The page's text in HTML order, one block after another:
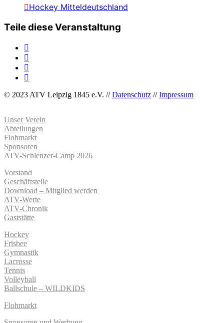
Hockey Mitteldeutschland
Teile diese Veranstaltung
© 2023 ATV Leipzig 1845 e.V. //Datenschutz //Impressum
Unser Verein
Abteilungen
Flohmarkt
Sponsoren
ATV-Schlenzer-Camp 2026
Vorstand
Geschäftstelle
Download – Mitglied werden
ATV-Werte
ATV-Chronik
Gaststätte
Hockey
Frisbee
Gymnastik
Lacrosse
Tennis
Volleyball
Ballschule – WILDKIDS
Flohmarkt